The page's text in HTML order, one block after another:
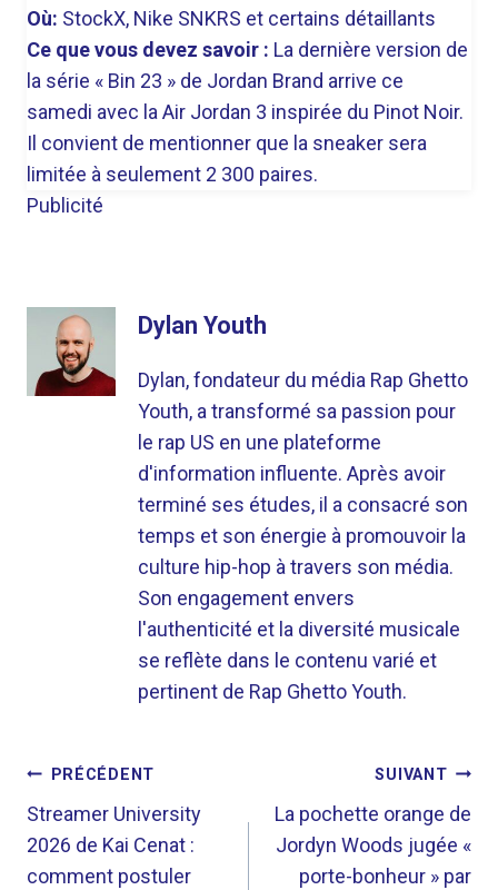
Où: StockX, Nike SNKRS et certains détaillants
Ce que vous devez savoir : La dernière version de
la série « Bin 23 » de Jordan Brand arrive ce
samedi avec la Air Jordan 3 inspirée du Pinot Noir.
Il convient de mentionner que la sneaker sera
limitée à seulement 2 300 paires.
Publicité
Dylan Youth
Dylan, fondateur du média Rap Ghetto
Youth, a transformé sa passion pour
le rap US en une plateforme
d'information influente. Après avoir
terminé ses études, il a consacré son
temps et son énergie à promouvoir la
culture hip-hop à travers son média.
Son engagement envers
l'authenticité et la diversité musicale
se reflète dans le contenu varié et
pertinent de Rap Ghetto Youth.
NAVIGATION
DE
L’ARTICLE
PRÉCÉDENT
Streamer University
2026 de Kai Cenat :
comment postuler
SUIVANT
La pochette orange de
Jordyn Woods jugée «
porte-bonheur » par